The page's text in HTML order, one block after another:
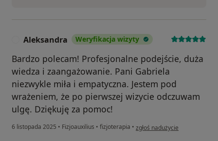
Aleksandra Weryfikacja wizyty
Bardzo polecam! Profesjonalne podejście, duża
wiedza i zaangażowanie. Pani Gabriela
niezwykle miła i empatyczna. Jestem pod
wrażeniem, że po pierwszej wizycie odczuwam
ulgę. Dziękuję za pomoc!
6 listopada 2025 • Fizjoauxilius • fizjoterapia • w opinii użytkownika
zgłoś nadużycie